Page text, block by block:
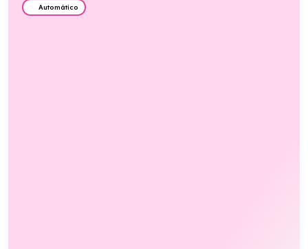
Automático